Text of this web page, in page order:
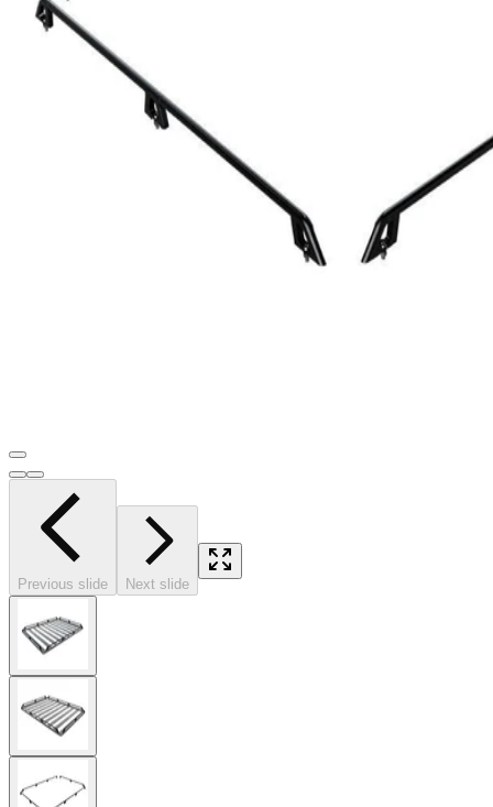
Previous slide Next slide